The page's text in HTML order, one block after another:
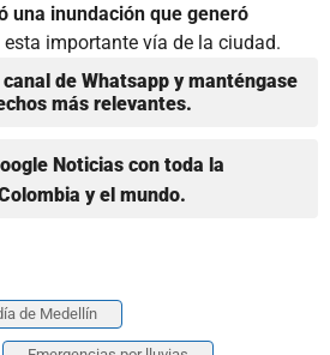
una inundación que generó
esta importante vía de la ciudad.
de Whatsapp y manténgase
más relevantes.
Noticias con toda la
y el mundo.
de Medellín